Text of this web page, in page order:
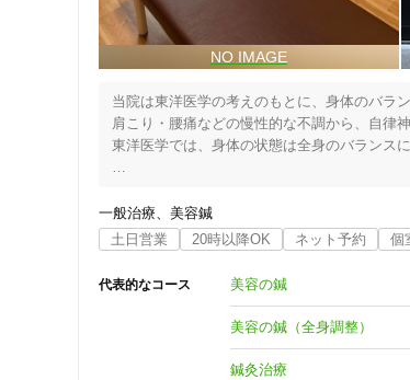
ジャンル
一般治療
当院は東洋医学の考えのもとに、身体のバラ
肩こり・腰痛などの慢性的な不調から、自律
東洋医学では、身体の状態は全身のバランス
また、身体の内側から整えることで血流や自
があります。
美容の鍼も取り入れ、健康と美容の両面から
丁寧な説明を大切にしています。
一般治療
美容鍼
土日営業
20時以降OK ネット予約 個
代表的なコース 美容の鍼
美容の鍼（全身調整）
鍼灸治療